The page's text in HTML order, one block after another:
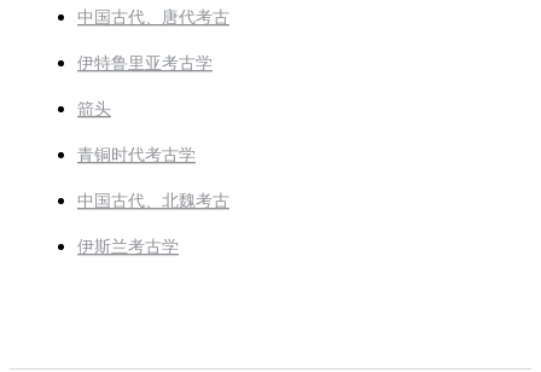
中国古代、唐代考古
伊特鲁里亚考古学
箭头
青铜时代考古学
中国古代、北魏考古
伊斯兰考古学